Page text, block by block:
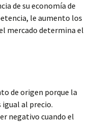
de su economía de
le aumento los
mercado determina el
de origen porque la
igual al precio.
negativo cuando el